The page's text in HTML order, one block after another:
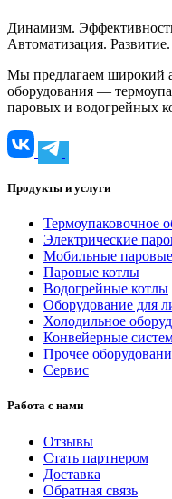
Динамизм.
Автоматизация. Развитие.
Мы предлагаем широкий
оборудования —
паровых и водогрейных
Продукты и услуги
Термоупаковочное
Электрические
Мобильные
Паровые котлы
Водогрейные котлы
Оборудование для
Холодильное
Конвейерные
Прочее
Сервис
Работа с нами
Отзывы
Стать партнером
Доставка
Обратная связь